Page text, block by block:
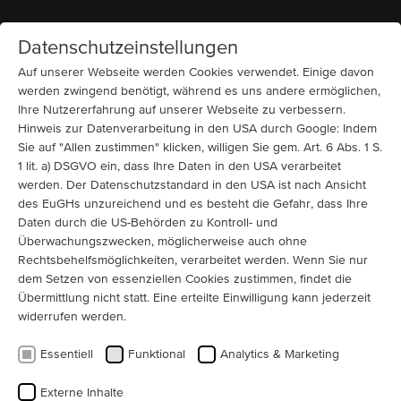
MENÜ Startseite
Pumpen 4160 V Käfigläufer (IC 611 + IC 616 + IC 666) Wasser und Abwasser
4160 V Sondermotor für
Pumpenanwendung mit hoher
Axiallast
Für einen Kunden in Santo Domingo, Dominikanische
Republik, hatMENZEL Elektromotoreneinen speziell
angepasstenDrehstrom-Kurzschlussläufermotorvom
Typ MEBKSL630-14 geliefert. Der Motor treibt eine
große Wasserpumpe an und wurde über Seefracht an
Das Projekt stellte besondere technische Anforderungen: Dieser
Datenschutzeinstellungen
Auf unserer Webseite werden Cookies verwendet. Einige davon
werden zwingend benötigt, während es uns andere ermöglichen,
Ihre Nutzererfahrung auf unserer Webseite zu verbessern.
Hinweis zur Datenverarbeitung in den USA durch Google: Indem
Sie auf "Allen zustimmen" klicken, willigen Sie gem. Art. 6 Abs. 1 S.
1 lit. a) DSGVO ein, dass Ihre Daten in den USA verarbeitet
werden. Der Datenschutzstandard in den USA ist nach Ansicht
des EuGHs unzureichend und es besteht die Gefahr, dass Ihre
Daten durch die US-Behörden zu Kontroll- und
Überwachungszwecken, möglicherweise auch ohne
Rechtsbehelfsmöglichkeiten, verarbeitet werden. Wenn Sie nur
dem Setzen von essenziellen Cookies zustimmen, findet die
Übermittlung nicht statt. Eine erteilte Einwilligung kann jederzeit
widerrufen werden.
Essentiell Funktional Analytics & Marketing
Externe Inhalte